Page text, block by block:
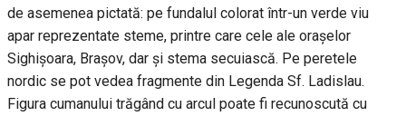
de asemenea pictată: pe fundalul colorat într-un verde viu
apar reprezentate steme, printre care cele ale orașelor
Sighișoara, Brașov, dar și stema secuiască. Pe peretele
nordic se pot vedea fragmente din Legenda Sf. Ladislau.
Figura cumanului trăgând cu arcul poate fi recunoscută cu